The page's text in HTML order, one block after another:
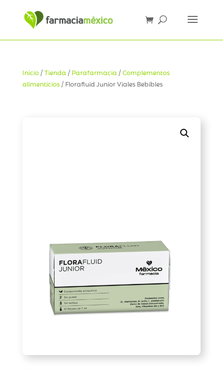
Inicio/Tienda / Parafarmacia /Complementos
alimenticios/ Florafluid Junior Viales Bebibles